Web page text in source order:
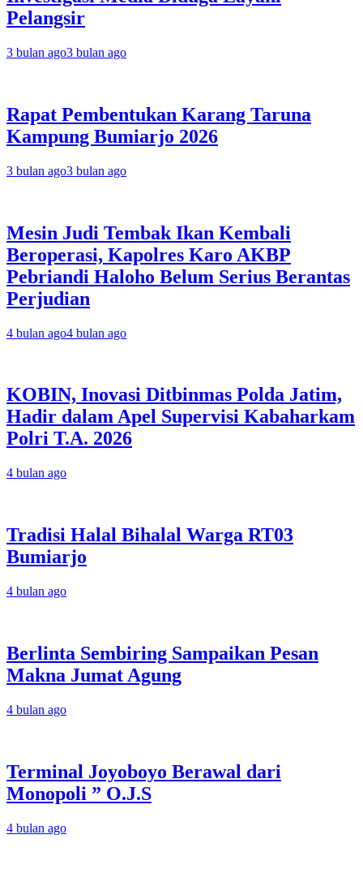
Pelangsir
3 bulan ago3 bulan ago
Rapat Pembentukan Karang Taruna
Kampung Bumiarjo 2026
3 bulan ago3 bulan ago
Mesin Judi Tembak Ikan Kembali
Beroperasi, Kapolres Karo AKBP
Pebriandi Haloho Belum Serius Berantas
Perjudian
4 bulan ago4 bulan ago
KOBIN, Inovasi Ditbinmas Polda Jatim,
Hadir dalam Apel Supervisi Kabaharkam
Polri T.A. 2026
4 bulan ago
Tradisi Halal Bihalal Warga RT03
Bumiarjo
4 bulan ago
Berlinta Sembiring Sampaikan Pesan
Makna Jumat Agung
4 bulan ago
Terminal Joyoboyo Berawal dari
Monopoli ” O.J.S
4 bulan ago